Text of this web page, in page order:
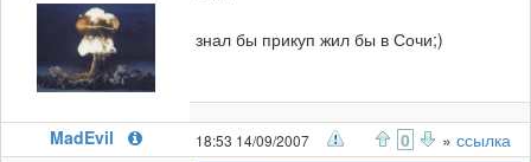
знал бы прикуп жил бы в Сочи;)
MadEvil 18:53 14/09/2007 0 » ссылка